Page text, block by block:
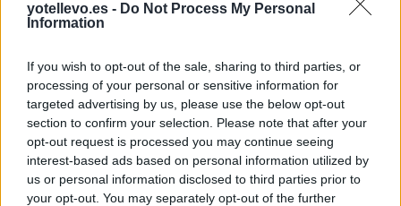
yotellevo.es - Do Not Process My Personal
Information
If you wish to opt-out of the sale, sharing to third parties, or
processing of your personal or sensitive information for
targeted advertising by us, please use the below opt-out
section to confirm your selection. Please note that after your
opt-out request is processed you may continue seeing
interest-based ads based on personal information utilized by
us or personal information disclosed to third parties prior to
your opt-out. You may separately opt-out of the further
Alonsotegia 5,49
kilómetros
Añover de Tajoa 5,92
kilómetros
Erandioa 5,92 kilómetros
Derioa 6,06 kilómetros
Arrigorriagaa 6,21
de provincia?
Compartecómo
llegar a Bilbao
Precios de la
gasolina en Bilbao